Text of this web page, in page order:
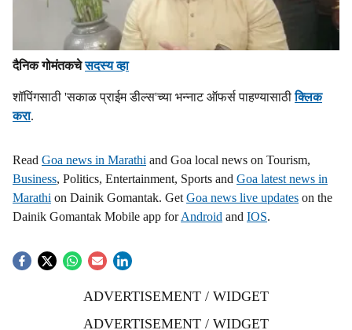
दैनिक गोमंतकचेसदस्य व्हा
शॉपिंगसाठी 'सकाळ प्राईम डील्स'च्या भन्नाट ऑफर्स पाहण्यासाठीक्लिक
करा.
Read Goa news in Marathi and Goa local news on Tourism,
Business, Politics, Entertainment, Sports and Goa latest news in
Marathi on Dainik Gomantak. Get Goa news live updates on the
Dainik Gomantak Mobile app forAndroid and IOS.
ADVERTISEMENT / WIDGET
ADVERTISEMENT / WIDGET